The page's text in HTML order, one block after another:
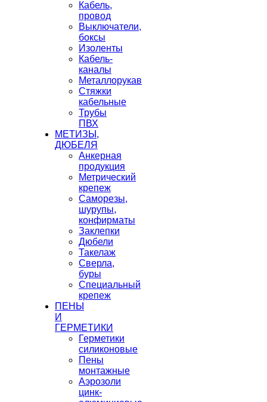
Кабель,
провод
Выключатели,
боксы
Изоленты
Кабель-
каналы
Металлорукав
Стяжки
кабельные
Трубы
ПВХ
МЕТИЗЫ,
ДЮБЕЛЯ
Анкерная
продукция
Метрический
крепеж
Саморезы,
шурупы,
конфирматы
Заклепки
Дюбели
Такелаж
Сверла,
буры
Специальный
крепеж
ПЕНЫ
И
ГЕРМЕТИКИ
Герметики
силиконовые
Пены
монтажные
Аэрозоли
цинк-